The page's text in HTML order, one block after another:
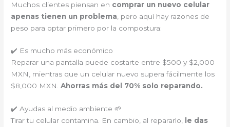
Muchos clientes piensan en comprar un nuevo celular
apenas tienen un problema , pero aquí hay razones de
peso para optar primero por la compostura:
✔️ Es mucho más económico
Reparar una pantalla puede costarte entre $500 y $2,000
MXN, mientras que un celular nuevo supera fácilmente los
$8,000 MXN.Ahorras más del 70% solo reparando.
✔️ Ayudas al medio ambiente 🌱
Tirar tu celular contamina. En cambio, al repararlo, le das